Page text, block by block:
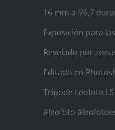
16 mm a f/6,7
Exposición para
Revelado por
Editado en
Trípode Leofoto
#leofoto